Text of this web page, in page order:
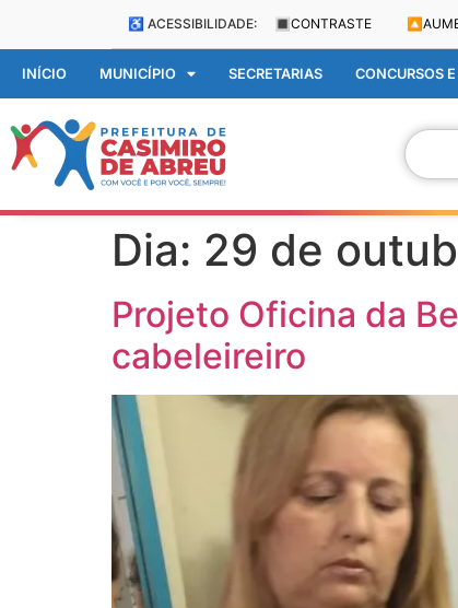
♿ ACESSIBILIDADE: 🔳 CONTRASTE 🔼
INÍCIO MUNICÍPIO SECRETARIAS CONCURSOS
Dia: 29 de
Projeto Oficina da
cabeleireiro